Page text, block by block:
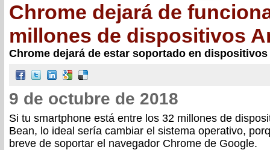
Chrome dejará de
millones de dispositivos
Chrome dejará de estar soportado en
9 de octubre de 2018
Si tu smartphone está entre los 32 millones de
Bean, lo ideal sería cambiar el sistema operativo,
breve de soportar el navegador Chrome de Google.